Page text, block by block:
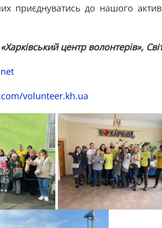
приєднуватись до нашого
центр волонтерів»,
volunteer.kh.ua